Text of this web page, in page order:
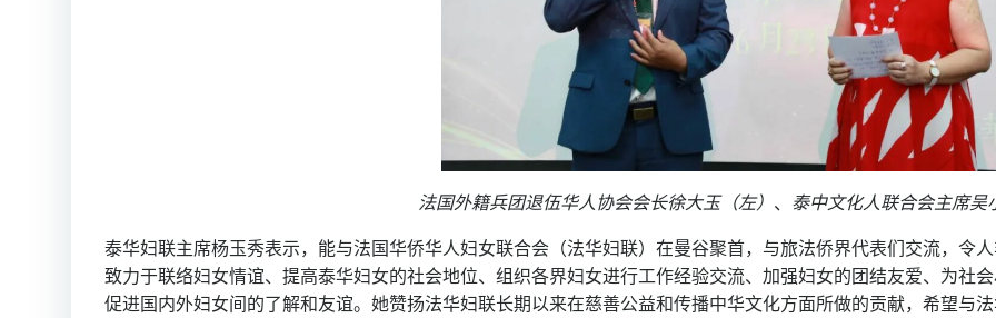
法国外籍兵团退伍华人协会会长徐大玉（左） 、 泰中文化人联合会主席吴
泰华妇联主席杨玉秀表示，能与法国华侨华人妇女联合会（法华妇联）在曼谷聚首，与旅法侨界代表们交流，令
致力于联络妇女情谊、提高泰华妇女的社会地位、组织各界妇女进行工作经验交流、加强妇女的团结友爱、为社
促进国内外妇女间的了解和友谊。她赞扬法华妇联长期以来在慈善公益和传播中华文化方面所做的贡献，希望与